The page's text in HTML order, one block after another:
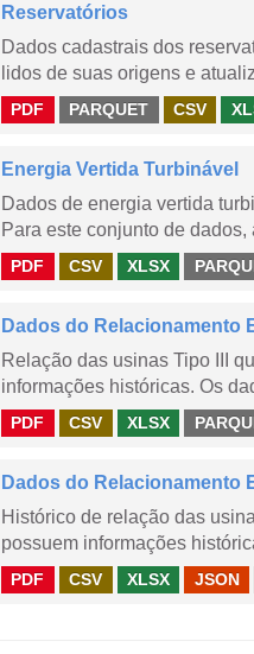
Reservatórios
Dados cadastrais dos
lidos de suas origens e
PDF PARQUET CSV
Energia Vertida Turbinável
Dados de energia vertida
Para este conjunto de
PDF CSV XLSX
Dados do Relacionamento
Relação das usinas Tipo III
informações históricas. Os
PDF CSV XLSX
Dados do Relacionamento
Histórico de relação das
possuem informações
PDF CSV XLSX JSON